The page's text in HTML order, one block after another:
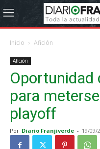
Inicio Afición
Afición
Oportunidad
para
playoff
Por Diario Franjiverde - 19/09/